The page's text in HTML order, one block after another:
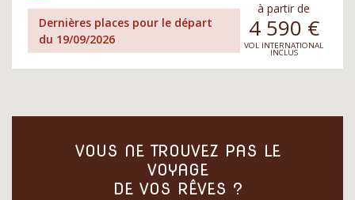
Dernières places pour le départ
du 19/09/2026
à partir de
4 590 €
VOL INTERNATIONAL
INCLUS
VOUS NE TROUVEZ PAS LE
VOYAGE
DE VOS RÊVES ?